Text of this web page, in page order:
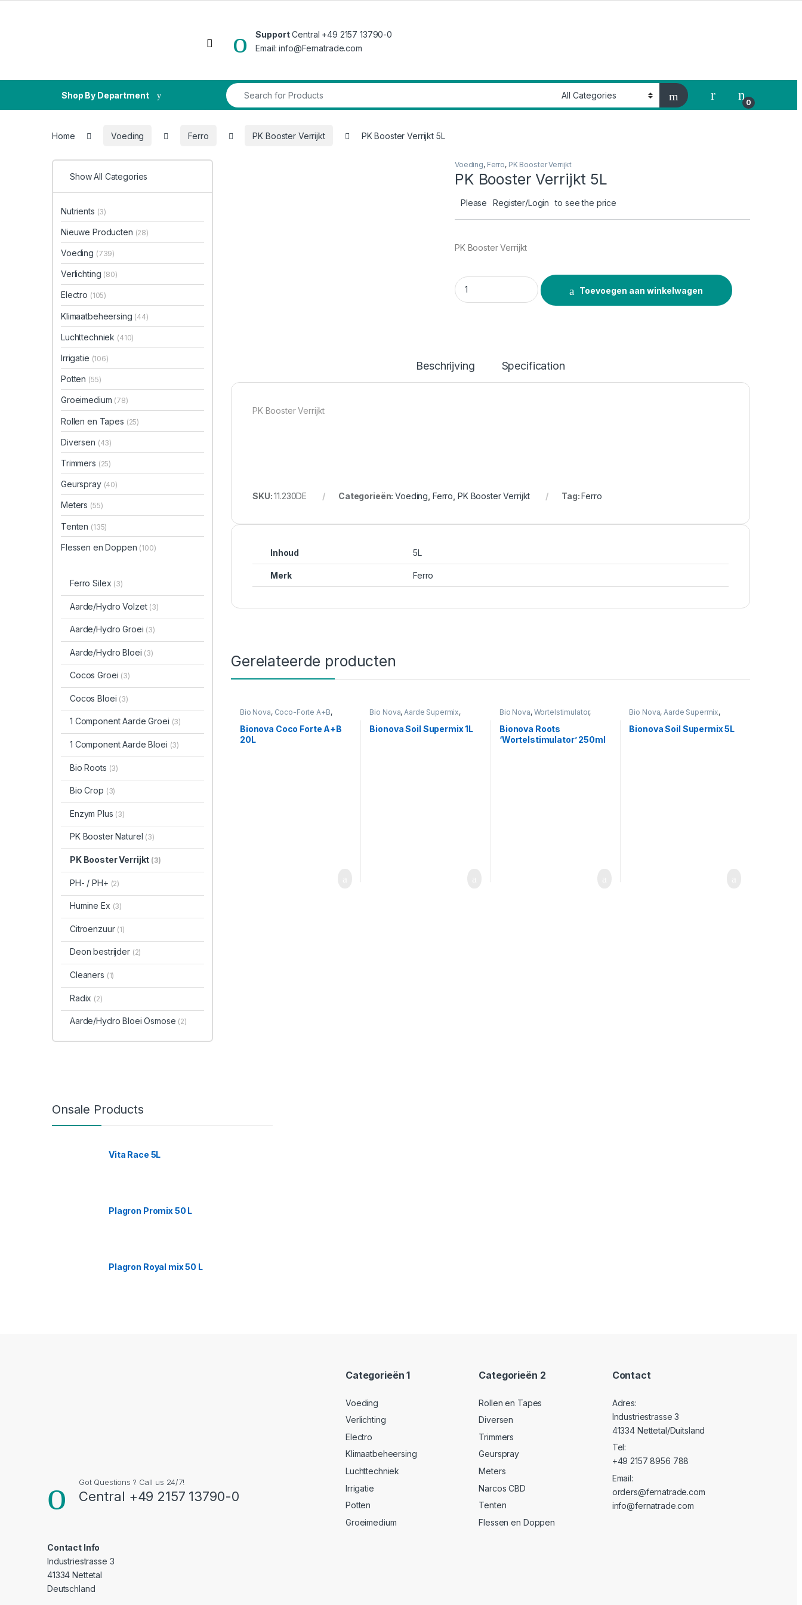
Open
SupportCentral +49 2157 13790-0
Email: info@Fernatrade.com
Shop By Department
Search for:
My Account
0
Home Voeding Ferro PK Booster Verrijkt PK Booster Verrijkt 5L
Voeding, Ferro, PK Booster Verrijkt
PK Booster Verrijkt 5L
Please Register/Login to see the price
PK Booster Verrijkt
PK Booster Verrijkt 5L quantity
Toevoegen aan winkelwagen
Beschrijving Specification
PK Booster Verrijkt
SKU:11.230DE Categorieën:Voeding, Ferro, PK Booster Verrijkt Tag: Ferro
Inhoud 5L
Merk Ferro
Gerelateerde producten
Bio Nova, Coco-Forte A+B,
Bionova Coco Forte A+B
20L
Bio Nova,Aarde Supermix,
Bionova Soil Supermix 1L
Bio Nova, Wortelstimulator,
Bionova Roots
‘Wortelstimulator’ 250ml
Bio Nova,Aarde Supermix,
Bionova Soil Supermix 5L
Show All Categories
Nutrients (3)
Nieuwe Producten (28)
Voeding (739)
Verlichting (80)
Electro (105)
Klimaatbeheersing (44)
Luchttechniek (410)
Irrigatie (106)
Potten (55)
Groeimedium (78)
Rollen en Tapes (25)
Diversen (43)
Trimmers (25)
Geurspray (40)
Meters (55)
Tenten (135)
Flessen en Doppen (100)
Ferro Silex (3)
Aarde/Hydro Volzet (3)
Aarde/Hydro Groei (3)
Aarde/Hydro Bloei (3)
Cocos Groei (3)
Cocos Bloei (3)
1 Component Aarde Groei (3)
1 Component Aarde Bloei (3)
Bio Roots (3)
Bio Crop (3)
Enzym Plus (3)
PK Booster Naturel (3)
PK Booster Verrijkt (3)
PH- / PH+ (2)
Humine Ex (3)
Citroenzuur (1)
Deon bestrijder (2)
Cleaners (1)
Radix (2)
Aarde/Hydro Bloei Osmose (2)
Onsale Products
Vita Race 5L
Plagron Promix 50 L
Plagron Royal mix 50 L
Got Questions ? Call us 24/7!
Central +49 2157 13790-0
Contact Info
Industriestrasse 3
41334 Nettetal
Deutschland
Categorieën 1
Voeding
Verlichting
Electro
Klimaatbeheersing
Luchttechniek
Irrigatie
Potten
Groeimedium
Categorieën 2
Rollen en Tapes
Diversen
Trimmers
Geurspray
Meters
Narcos CBD
Tenten
Flessen en Doppen
Contact
Adres:
Industriestrasse 3
41334 Nettetal/Duitsland
Tel:
+49 2157 8956 788
Email:
orders@fernatrade.com
info@fernatrade.com